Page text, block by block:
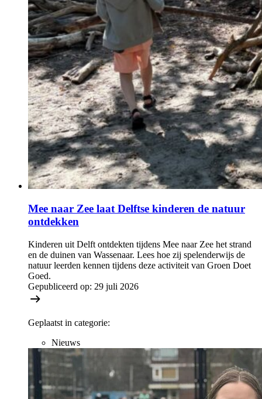
Mee naar Zee laat Delftse kinderen de natuur
ontdekken
Kinderen uit Delft ontdekten tijdens Mee naar Zee het strand
en de duinen van Wassenaar. Lees hoe zij spelenderwijs de
natuur leerden kennen tijdens deze activiteit van Groen Doet
Goed.
Gepubliceerd op: 29 juli 2026
Geplaatst in categorie:
Nieuws